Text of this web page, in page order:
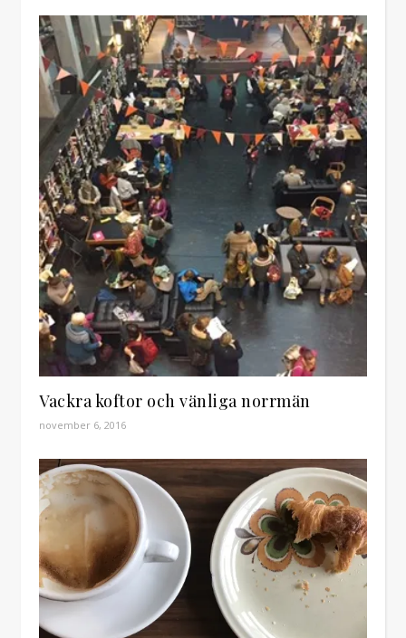
Vackra koftor och vänliga norrmän
november 6, 2016